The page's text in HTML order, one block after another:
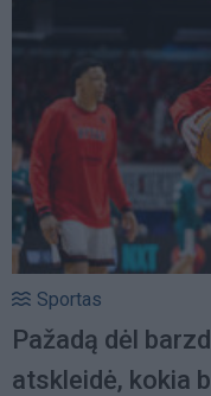
Sportas
Pažadą dėl
atskleidė, kokia